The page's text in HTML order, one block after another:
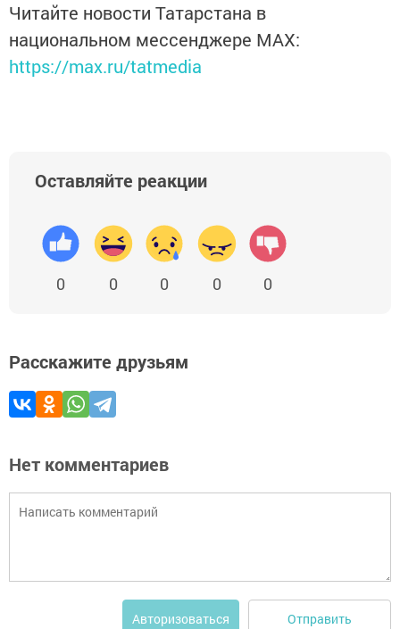
Читайте новости Татарстана в
национальном мессенджере MАХ:
https://max.ru/tatmedia
Оставляйте реакции
0 0 0 0 0
Расскажите друзьям
Нет комментариев
Авторизоваться Отправить